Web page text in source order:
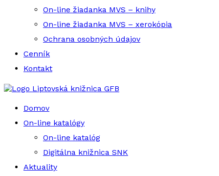
On-line žiadanka MVS – knihy
On-line žiadanka MVS – xerokópia
Ochrana osobných údajov
Cenník
Kontakt
Liptovská knižnica GFB
Domov
On-line katalógy
On-line katalóg
Digitálna knižnica SNK
Aktuality